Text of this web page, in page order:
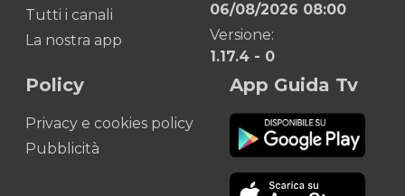
Tutti i canali
La nostra app
06/08/2026 08:00
Versione:
1.17.4 - 0
Policy
Privacy e cookies policy
Pubblicità
App Guida Tv